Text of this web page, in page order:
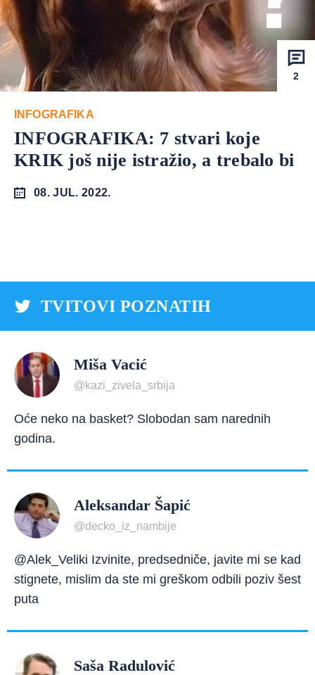
2
INFOGRAFIKA
INFOGRAFIKA: 7 stvari koje
KRIK još nije istražio, a trebalo bi
08. JUL. 2022.
TVITOVI POZNATIH
Miša Vacić
@kazi_zivela_srbija
Oće neko na basket? Slobodan sam narednih
godina.
Aleksandar Šapić
@decko_iz_nambije
@Alek_Veliki Izvinite, predsedniče, javite mi se kad
stignete, mislim da ste mi greškom odbili poziv šest
puta
Saša Radulović